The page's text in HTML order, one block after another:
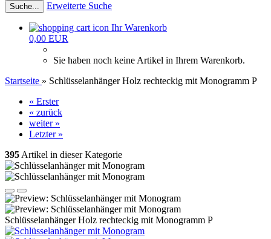
Suche... Erweiterte Suche
Ihr Warenkorb
0,00 EUR
Sie haben noch keine Artikel in Ihrem Warenkorb.
Startseite » Schlüsselanhänger Holz rechteckig mit Monogramm P
« Erster
« zurück
weiter »
Letzter »
395 Artikel in dieser Kategorie
Schlüsselanhänger Holz rechteckig mit Monogramm P